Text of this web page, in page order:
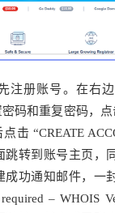
注册账号。在右
码和重复密码，
击 “CREATE
跳转到账号主页，
成功通知邮件，一
– WHOIS